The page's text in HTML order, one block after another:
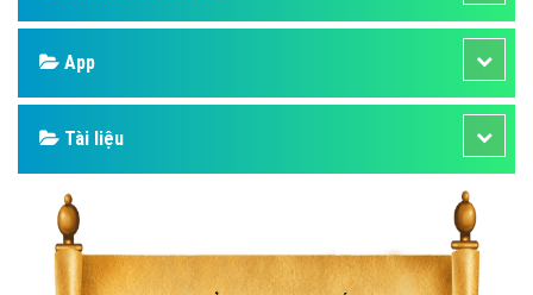
App
Tài liệu